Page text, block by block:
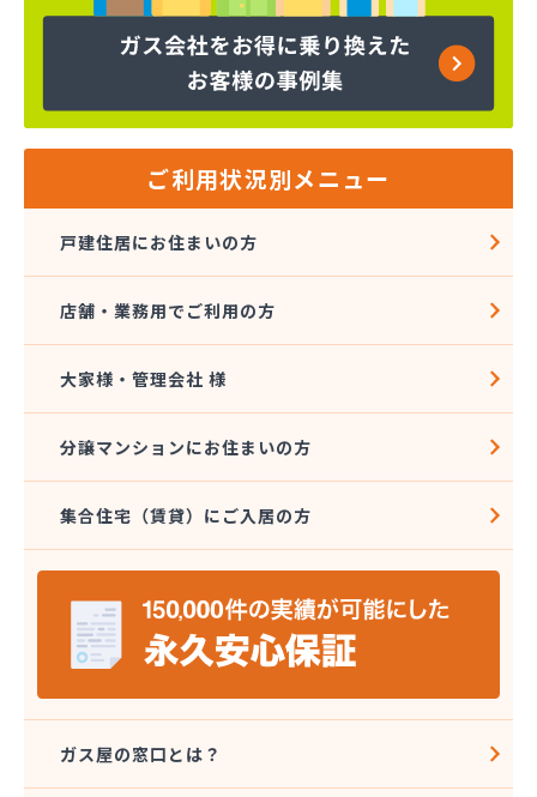
加藤プロパン(株)
河野商事(株) 横浜支店
(株)TOKAI 横浜支店
(株)TOKAI 相模原支店
(株)アオヤギ
(株)アンドウ 西谷営業所
(株)アンドウ 菅田店
(株)エコタ
(株)エネサンス関東 横浜営業所
(株)エネサンス関東 東京事業所
(株)エネワークス相模
(株)ガスデン
(株)カナエル
(株)カナジュウ・コーポレーション
(株)くまがい
(株)クラスタ
(株)クラスタ 湘南営業所
ご利用状況別メニュー
戸建住居にお住まいの方
店舗・業務用でご利用の方
大家様・管理会社 様
分譲マンションにお住まいの方
集合住宅（賃貸）にご入居の方
ガス屋の窓口とは？